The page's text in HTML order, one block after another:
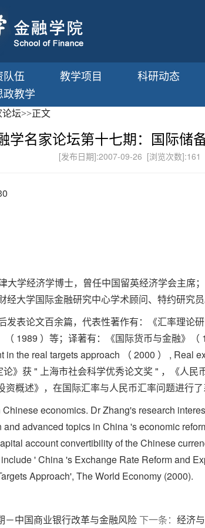
队伍 教学项目 科研动态
教学
论坛>>正文
学名家论坛第十七期：国际储
[发布日期]:2007-09-26 [浏览次数]:161
大学经济学博士，曾任中国留英经济学会主席
大学国际金融研究中心学术顾问、特约研究员
表论文百余篇，代表性著作有：《汇率理论
1989 ）等；译著有：《国际货币与金融》（
in the real targets approach （ 2000 ） , Real
》获 " 上海市社会科学优秀论文奖 " ，《人
概述》，在国际汇率与人民币汇率问题进行
economics. Dr Zhang's research
advanced topics in China 's economic
account convertibility of the Chinese
' China 's Exchange Rate Reform and
Approach', The World Economy (2000).
中国商业银行改革与金融风险 下一条： 经济